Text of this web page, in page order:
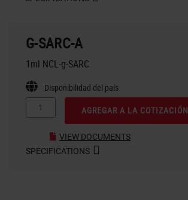
G-SARC-A
1ml NCL-g-SARC
Disponibilidad del país
AGREGAR A LA COTIZACIÓN
VIEW DOCUMENTS
SPECIFICATIONS